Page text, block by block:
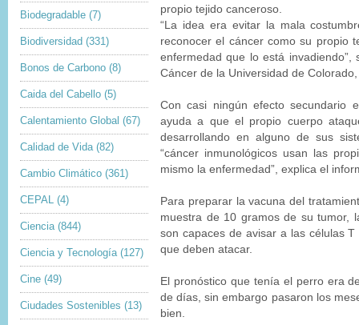
Biodegradable (7)
Biodiversidad (331)
Bonos de Carbono (8)
Caida del Cabello (5)
Calentamiento Global (67)
Calidad de Vida (82)
Cambio Climático (361)
CEPAL (4)
Ciencia (844)
Ciencia y Tecnología (127)
Cine (49)
Ciudades Sostenibles (13)
propio tejido canceroso.
“La idea era evitar la mala
reconocer el cáncer como su propio
enfermedad que lo está
Cáncer de la Universidad de
Con casi ningún efecto secundario
ayuda a que el propio cuerpo
desarrollando en alguno de sus
“cáncer inmunológicos usan las
mismo la enfermedad”, explica el
Para preparar la vacuna del
muestra de 10 gramos de su tumor,
son capaces de avisar a las células
que deben atacar.
El pronóstico que tenía el perro era
de días, sin embargo pasaron los
bien.